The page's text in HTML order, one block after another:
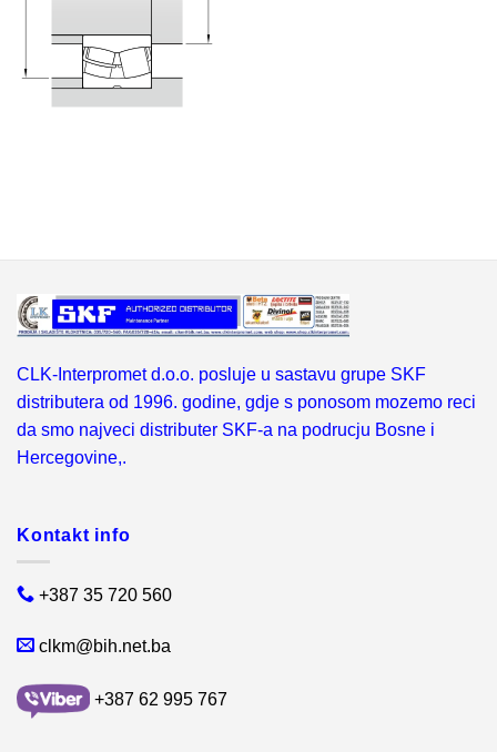
CLK-Interpromet d.o.o. posluje u sastavu grupe SKF
distributera od 1996. godine, gdje s ponosom mozemo reci
da smo najveci distributer SKF-a na podrucju Bosne i
Hercegovine,.
Kontakt info
+387 35 720 560
clkm@bih.net.ba
+387 62 995 767